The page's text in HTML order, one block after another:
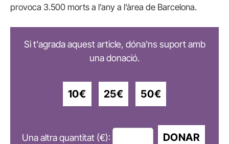
provoca 3.500 morts a l’any a l’àrea de Barcelona.
Si t'agrada aquest article, dóna'ns suport amb
una donació.
10€ 25€ 50€
Una altra quantitat (€): DONAR